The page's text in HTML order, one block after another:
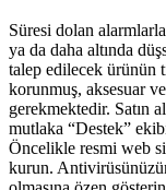
Süresi dolan
ya da daha altında
talep edilecek ürünün
korunmuş, aksesuar
gerekmektedir. Satın
mutlaka “Destek”
Öncelikle resmi web
kurun. Antivirüsünüzün